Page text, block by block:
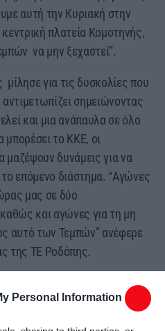
Personal Information
αυτή την Κυριακή στην
πλατεία Κομοτηνής,
να μην ξεχαστεί”.
για τις δυσκολίες που
σημειώνοντας
και μια ανάπαυλα σε όλο
μπορέσει το ΚΚΕ, οι
μαζέψουν δυνάμεις για να
επόμενο διάστημα. “Αγώνες
μας σε δύο
και αγώνες για τη μη
αυτό των Τεμπών” ανέφερε
της ΤΕ Ροδόπης.